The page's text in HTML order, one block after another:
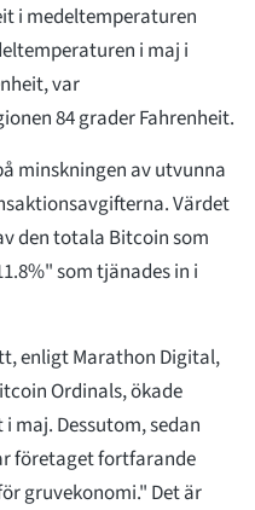
i medeltemperaturen
i maj i
var
84 grader Fahrenheit.
minskningen av utvunna
Värdet
den totala Bitcoin som
som tjänades in i
enligt Marathon Digital,
Ordinals, ökade
maj. Dessutom, sedan
företaget fortfarande
gruvekonomi." Det är